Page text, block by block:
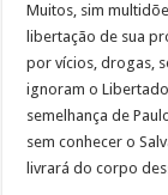
Muitos, sim
libertação de sua
por vícios, drogas,
ignoram o
semelhança de
sem conhecer o
livrará do corpo